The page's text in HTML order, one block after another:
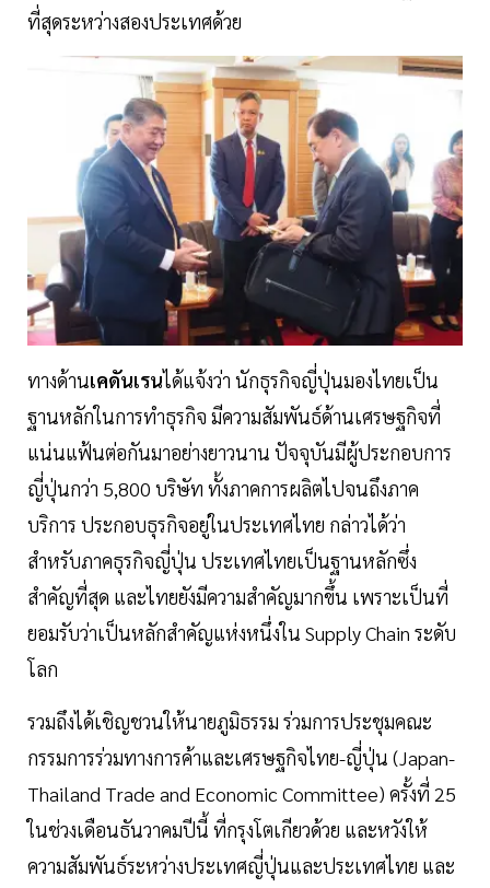
ที่สุดระหว่างสองประเทศด้วย
ทางด้านเคดันเรนได้แจ้งว่า นักธุรกิจญี่ปุ่นมองไทยเป็น
ฐานหลักในการทำธุรกิจ มีความสัมพันธ์ด้านเศรษฐกิจที่
แน่นแฟ้นต่อกันมาอย่างยาวนาน ปัจจุบันมีผู้ประกอบการ
ญี่ปุ่นกว่า 5,800 บริษัท ทั้งภาคการผลิตไปจนถึงภาค
บริการ ประกอบธุรกิจอยู่ในประเทศไทย กล่าวได้ว่า
สำหรับภาคธุรกิจญี่ปุ่น ประเทศไทยเป็นฐานหลักซึ่ง
สำคัญที่สุด และไทยยังมีความสำคัญมากขึ้น เพราะเป็นที่
ยอมรับว่าเป็นหลักสำคัญแห่งหนึ่งใน Supply Chain ระดับ
โลก
รวมถึงได้เชิญชวนให้นายภูมิธรรม ร่วมการประชุมคณะ
กรรมการร่วมทางการค้าและเศรษฐกิจไทย-ญี่ปุ่น (Japan-
Thailand Trade and Economic Committee) ครั้งที่ 25
ในช่วงเดือนธันวาคมปีนี้ ที่กรุงโตเกียวด้วย และหวังให้
ความสัมพันธ์ระหว่างประเทศญี่ปุ่นและประเทศไทย และ